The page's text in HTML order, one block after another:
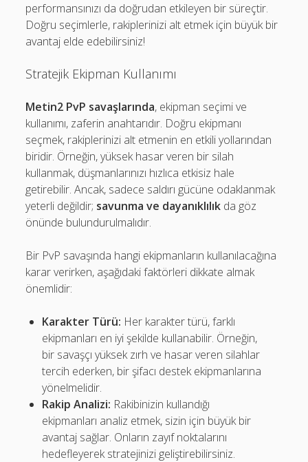
performansınızı da doğrudan etkileyen bir süreçtir.
Doğru seçimlerle, rakiplerinizi alt etmek için büyük bir
avantaj elde edebilirsiniz!
Stratejik Ekipman Kullanımı
Metin2 PvP savaşlarında, ekipman seçimi ve
kullanımı, zaferin anahtarıdır. Doğru ekipmanı
seçmek, rakiplerinizi alt etmenin en etkili yollarından
biridir. Örneğin, yüksek hasar veren bir silah
kullanmak, düşmanlarınızı hızlıca etkisiz hale
getirebilir. Ancak, sadece saldırı gücüne odaklanmak
yeterli değildir; savunma ve dayanıklılık da göz
önünde bulundurulmalıdır.
Bir PvP savaşında hangi ekipmanların kullanılacağına
karar verirken, aşağıdaki faktörleri dikkate almak
önemlidir:
Karakter Türü: Her karakter türü, farklı
ekipmanları en iyi şekilde kullanabilir. Örneğin,
bir savaşçı yüksek zırh ve hasar veren silahlar
tercih ederken, bir şifacı destek ekipmanlarına
yönelmelidir.
Rakip Analizi: Rakibinizin kullandığı
ekipmanları analiz etmek, sizin için büyük bir
avantaj sağlar. Onların zayıf noktalarını
hedefleyerek stratejinizi geliştirebilirsiniz.